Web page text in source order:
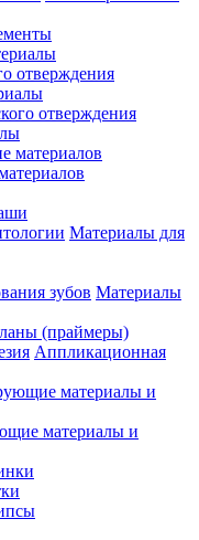
отверждения
отверждения
Материалы для
Материалы
(праймеры)
Аппликационная
материалы и